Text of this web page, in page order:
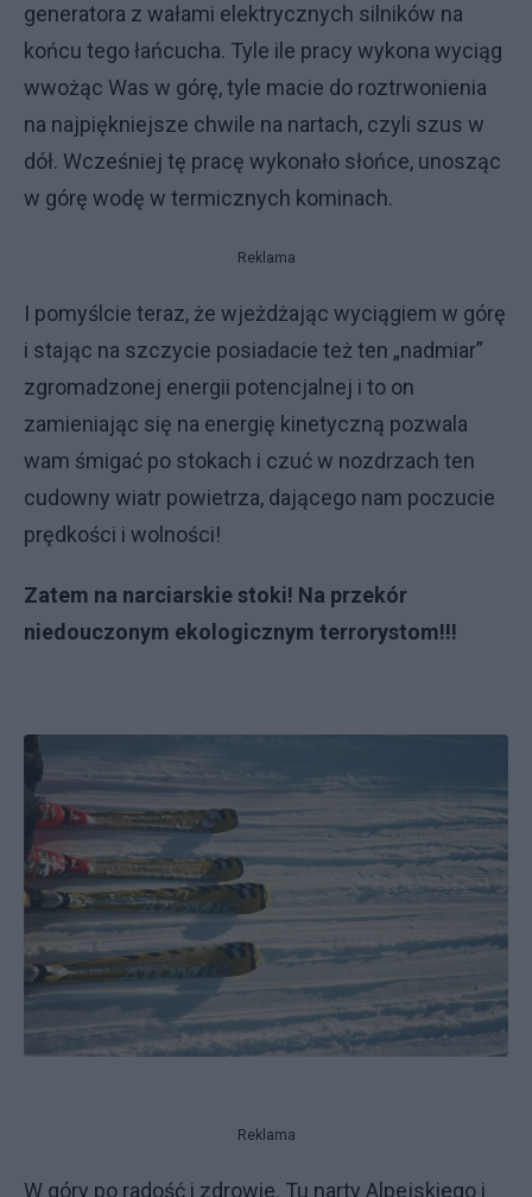
generatora z wałami elektrycznych silników na
końcu tego łańcucha. Tyle ile pracy wykona wyciąg
wwożąc Was w górę, tyle macie do roztrwonienia
na najpiękniejsze chwile na nartach, czyli szus w
dół. Wcześniej tę pracę wykonało słońce, unosząc
w górę wodę w termicznych kominach.
Reklama
I pomyślcie teraz, że wjeżdżając wyciągiem w górę
i stając na szczycie posiadacie też ten „nadmiar”
zgromadzonej energii potencjalnej i to on
zamieniając się na energię kinetyczną pozwala
wam śmigać po stokach i czuć w nozdrzach ten
cudowny wiatr powietrza, dającego nam poczucie
prędkości i wolności!
Zatem na narciarskie stoki! Na przekór
niedouczonym ekologicznym terrorystom!!!
Reklama
W góry po radość i zdrowie. Tu narty Alpejskiego i